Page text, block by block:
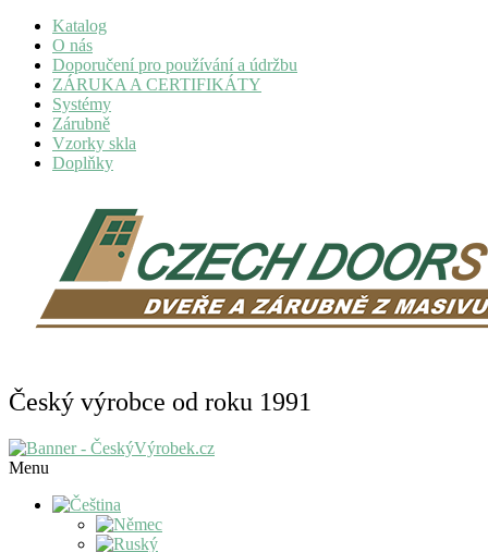
Katalog
O nás
Doporučení pro používání a údržbu
ZÁRUKA A CERTIFIKÁTY
Systémy
Zárubně
Vzorky skla
Doplňky
Český výrobce od roku 1991
Menu